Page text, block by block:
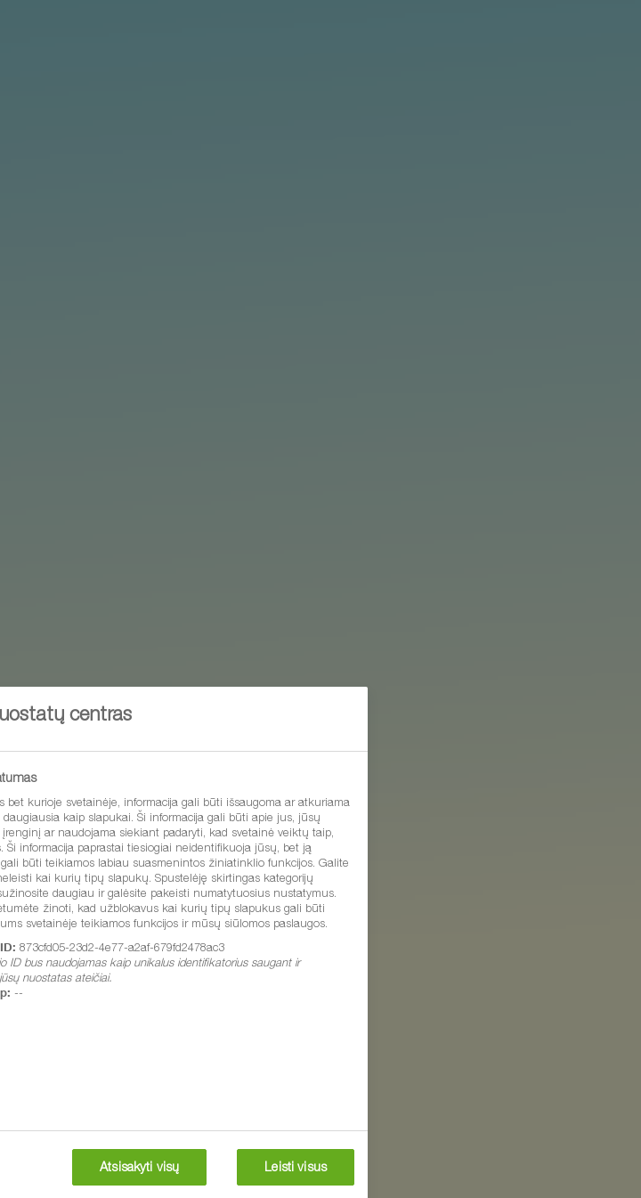
centras
bet kurioje svetainėje, informacija gali būti išsaugoma ar atkuriama
daugiausia kaip slapukai. Ši informacija gali būti apie jus, jūsų
ar naudojama siekiant padaryti, kad svetainė veiktų taip,
Ši informacija paprastai tiesiogiai neidentifikuoja jūsų, bet ją
būti teikiamos labiau suasmenintos žiniatinklio funkcijos. Galite
kai kurių tipų slapukų. Spustelėję skirtingas kategorijų
daugiau ir galėsite pakeisti numatytuosius nustatymus.
žinoti, kad užblokavus kai kurių tipų slapukus gali būti
svetainėje teikiamos funkcijos ir mūsų siūlomos paslaugos.
873cfd05-23d2-4e77-a2af-679fd2478ac3
ID bus naudojamas kaip unikalus identifikatorius saugant ir
nuostatas ateičiai.
--
Atsisakyti visų Leisti visus